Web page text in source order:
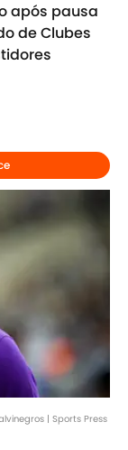
após pausa
de Clubes
| Sports Press